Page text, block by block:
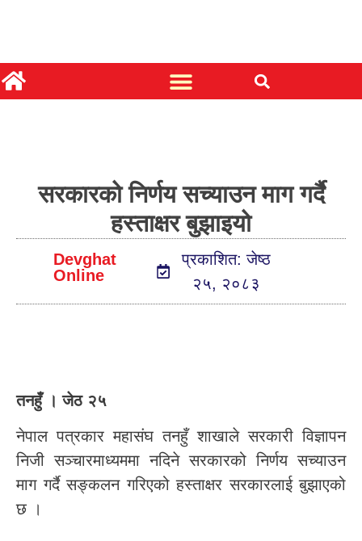
सरकारको निर्णय सच्याउन माग गर्दै
हस्ताक्षर बुझाइयो
Devghat
Online
प्रकाशित: जेष्ठ
२५, २०८३
तनहुँ । जेठ २५
नेपाल पत्रकार महासंघ तनहुँ शाखाले सरकारी विज्ञापन
निजी सञ्चारमाध्यममा नदिने सरकारको निर्णय सच्याउन
माग गर्दै सङ्कलन गरिएको हस्ताक्षर सरकारलाई बुझाएको
छ ।